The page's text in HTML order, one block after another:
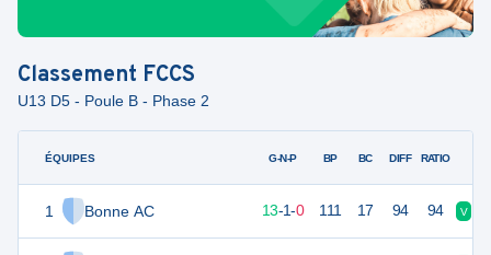
Classement FCCS
U13 D5 - Poule B - Phase 2
ÉQUIPES
1 Bonne AC
G-N-P BP BC DIFF RATIO
13-1-0 111 17 94 94 V